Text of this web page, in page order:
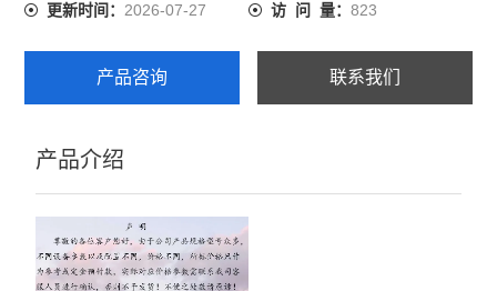
更新时间：2026-07-27 访 问 量： 823
产品咨询 联系我们
产品介绍